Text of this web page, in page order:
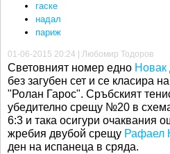
гаске
надал
париж
01-06-2015 20:24 | Любомир Тодоров
Световният номер едно Новак
без загубен сет и се класира
"Ролан Гарос". Сръбският
убедително срещу №20 в
6:3 и така осигури очаквания
жребия двубой срещу Рафаел
ден на испанеца в сряда.